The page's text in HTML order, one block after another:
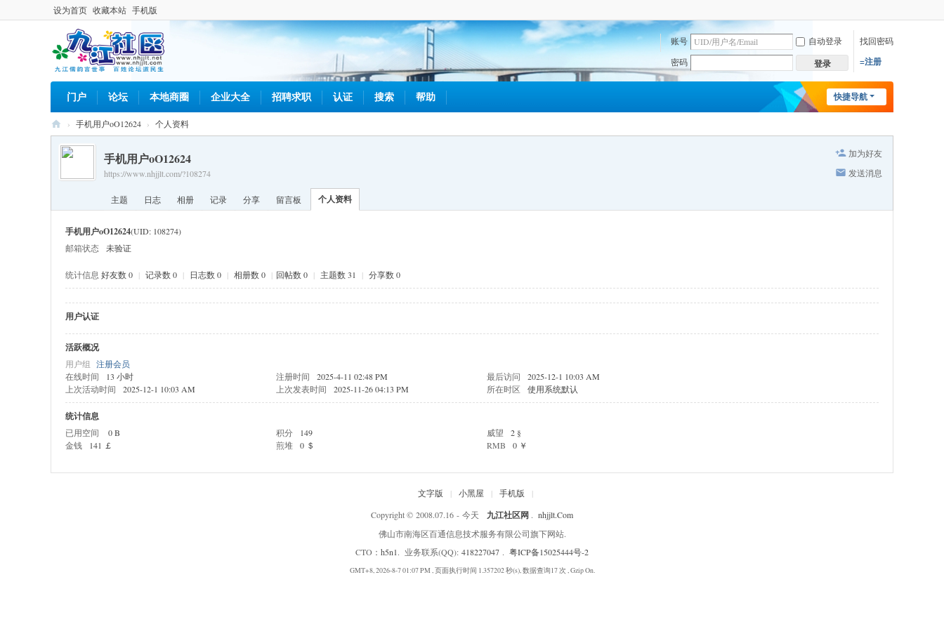
设为首页 收藏本站 手机版
账号 自动登录
找回密码
密码
登录 =注册
快捷导航
门户 论坛 本地商圈 企业大全 招聘求职 认证 搜索 帮助
九
› 手机用户oO12624 › 个人资料
加为好友
发送消息
手机用户oO12624
https://www.nhjjlt.com/?108274
主题 日志 相册 记录 分享 留言板 个人资料
手机用户oO12624(UID: 108274)
邮箱状态
未验证
统计信息 好友数 0 | 记录数 0 | 日志数 0 | 相册数 0 | 回帖数 0 | 主题数 31 | 分享数 0
用户认证
活跃概况
用户组 注册会员
在线时间
13 小时 注册时间 2025-4-11 02:48 PM 最后访问
2025-12-1 10:03 AM
上次活动时间
2025-12-1 10:03 AM 上次发表时间 2025-11-26 04:13 PM 所在时区 使用系统默认
统计信息
已用空间 0 B 积分 149 威望
2 §
金钱
141 ￡ 煎堆 0 ＄ RMB 0 ￥
文字版 | 小黑屋 | 手机版
|
Copyright © 2008.07.16 - 今天
九江社区网 . nhjjlt.Com
佛山市南海区百通信息技术服务有限公司旗下网站.
CTO： h5n1. 业务联系(QQ): 418227047 . 粤ICP备15025444号-2
GMT+8, 2026-8-7 01:07 PM, 页面执行时间 1.357202 秒(s), 数据查询17 次 , Gzip On.